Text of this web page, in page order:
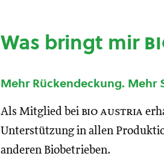
Was bringt mir
Mehr Rückendeckung. Mehr
Als Mitglied bei bio austria
Unterstützung in allen
anderen Biobetrieben.